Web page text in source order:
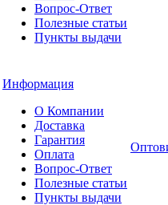
Вопрос-Ответ
Полезные статьи
Пункты выдачи
Информация
О Компании
Доставка
Гарантия
Оплата
Вопрос-Ответ
Полезные статьи
Пункты выдачи